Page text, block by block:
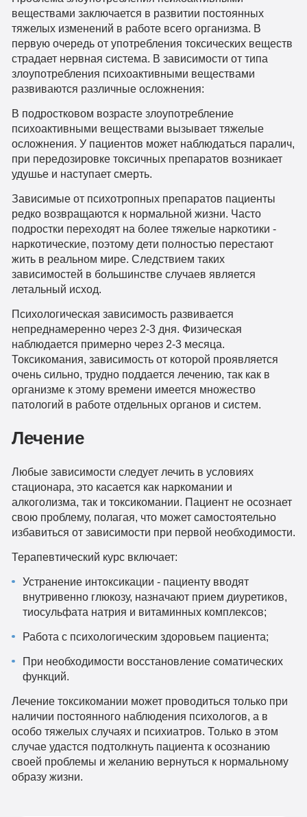
веществами заключается в развитии постоянных
тяжелых изменений в работе всего организма. В
первую очередь от употребления токсических веществ
страдает нервная система. В зависимости от типа
злоупотребления психоактивными веществами
развиваются различные осложнения:
В подростковом возрасте злоупотребление
психоактивными веществами вызывает тяжелые
осложнения. У пациентов может наблюдаться паралич,
при передозировке токсичных препаратов возникает
удушье и наступает смерть.
Зависимые от психотропных препаратов пациенты
редко возвращаются к нормальной жизни. Часто
подростки переходят на более тяжелые наркотики -
наркотические, поэтому дети полностью перестают
жить в реальном мире. Следствием таких
зависимостей в большинстве случаев является
летальный исход.
Психологическая зависимость развивается
непреднамеренно через 2-3 дня. Физическая
наблюдается примерно через 2-3 месяца.
Токсикомания, зависимость от которой проявляется
очень сильно, трудно поддается лечению, так как в
организме к этому времени имеется множество
патологий в работе отдельных органов и систем.
Лечение
Любые зависимости следует лечить в условиях
стационара, это касается как наркомании и
алкоголизма, так и токсикомании. Пациент не осознает
свою проблему, полагая, что может самостоятельно
избавиться от зависимости при первой необходимости.
Терапевтический курс включает:
Устранение интоксикации - пациенту вводят
внутривенно глюкозу, назначают прием диуретиков,
тиосульфата натрия и витаминных комплексов;
Работа с психологическим здоровьем пациента;
При необходимости восстановление соматических
функций.
Лечение токсикомании может проводиться только при
наличии постоянного наблюдения психологов, а в
особо тяжелых случаях и психиатров. Только в этом
случае удастся подтолкнуть пациента к осознанию
своей проблемы и желанию вернуться к нормальному
образу жизни.